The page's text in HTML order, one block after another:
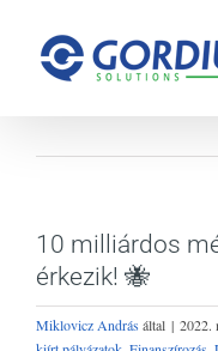
10 milliárdos
érkezik! 🐝
Miklovicz Andrásáltal | 2022.